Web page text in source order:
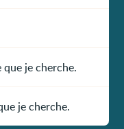
que je cherche.
je cherche.